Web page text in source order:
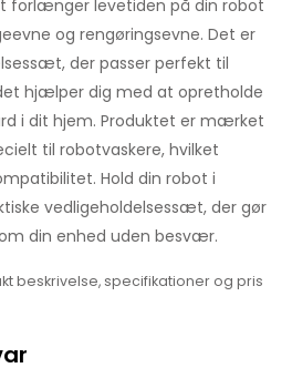
forlænger levetiden på din robot
og rengøringsevne. Det er
der passer perfekt til
hjælper dig med at opretholde
i dit hjem. Produktet er mærket
til robotvaskere, hvilket
Hold din robot i
vedligeholdelsessæt, der gør
din enhed uden besvær.
beskrivelse, specifikationer og pris